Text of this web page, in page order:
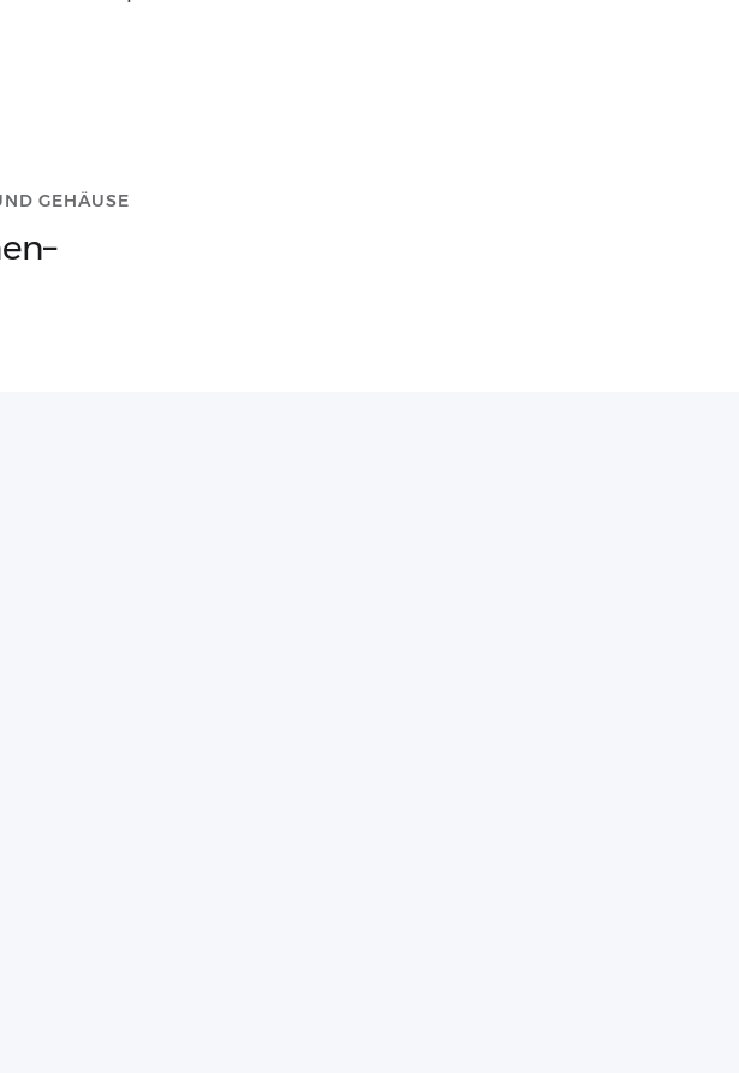
GEHÄUSE
–